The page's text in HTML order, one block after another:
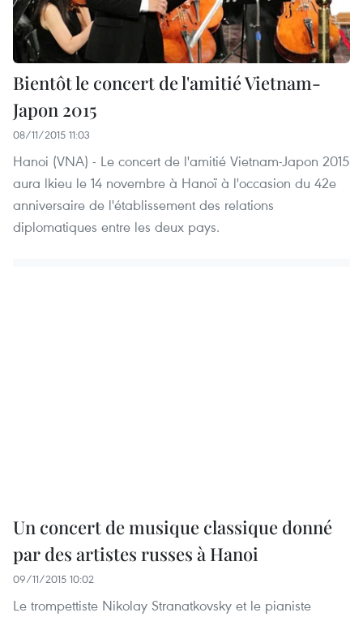
Bientôt le concert de l'amitié Vietnam-
Japon 2015
08/11/2015 11:03
Hanoi (VNA) - Le concert de l'amitié Vietnam-Japon 2015
aura lkieu le 14 novembre à Hanoï à l'occasion du 42e
anniversaire de l'établissement des relations
diplomatiques entre les deux pays.
Un concert de musique classique donné
par des artistes russes à Hanoi
09/11/2015 10:02
Le trompettiste Nikolay Stranatkovsky et le pianiste